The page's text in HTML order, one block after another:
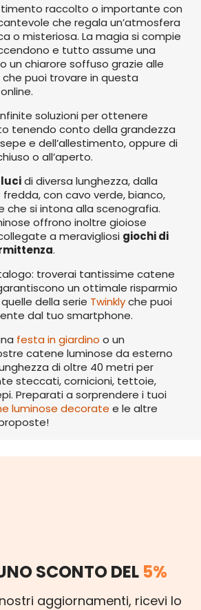
raccolto o importante con
che regala un’atmosfera
o misteriosa. La magia si compie
e tutto assume una
un chiarore soffuso grazie alle
che puoi trovare in questa
soluzioni per ottenere
tenendo conto della grandezza
e dell’allestimento, oppure di
o all’aperto.
di diversa lunghezza, dalla
con cavo verde, bianco,
che si intona alla scenografia.
offrono inoltre gioiose
a meravigliosi giochi di
.
troverai tantissime catene
un ottimale risparmio
della serie Twinklyche puoi
dal tuo smartphone.
festa in giardino o un
catene luminose da esterno
di oltre 40 metri per
steccati, cornicioni, tettoie,
Preparati a sorprendere i tuoi
luminose decorate e le altre
SCONTO DEL 5%
aggiornamenti, ricevi lo